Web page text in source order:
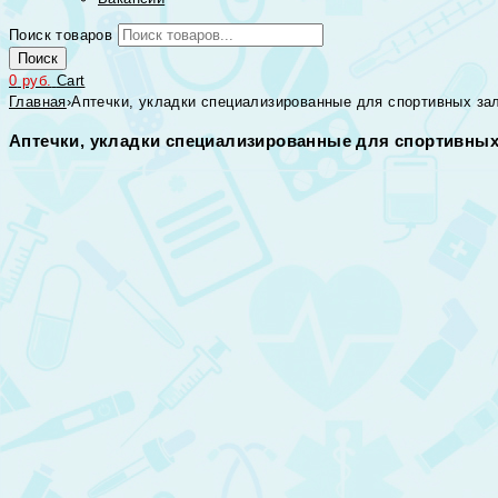
Поиск товаров
Поиск
0руб. Cart
Главная›Аптечки, укладки специализированные для спортивных
Аптечки, укладки специализированные для